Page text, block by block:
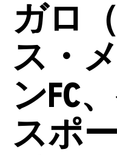
ガロ
ス・
ンFC
スポ